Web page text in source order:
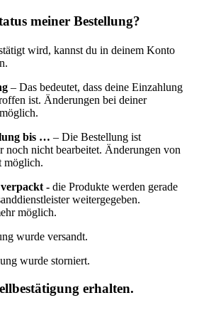
meiner Bestellung?
wird, kannst du in deinem Konto
– Das bedeutet, dass deine Einzahlung
ist. Änderungen bei deiner
bis … – Die Bestellung ist
noch nicht bearbeitet. Änderungen von
möglich.
- die Produkte werden gerade
weitergegeben.
möglich.
wurde versandt.
wurde storniert.
erhalten.